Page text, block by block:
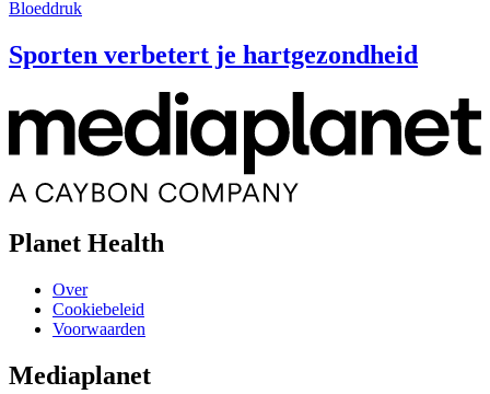
Bloeddruk
Sporten verbetert je hartgezondheid
Planet Health
Over
Cookiebeleid
Voorwaarden
Mediaplanet